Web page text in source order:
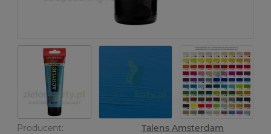
Producent:
Talens Amsterdam